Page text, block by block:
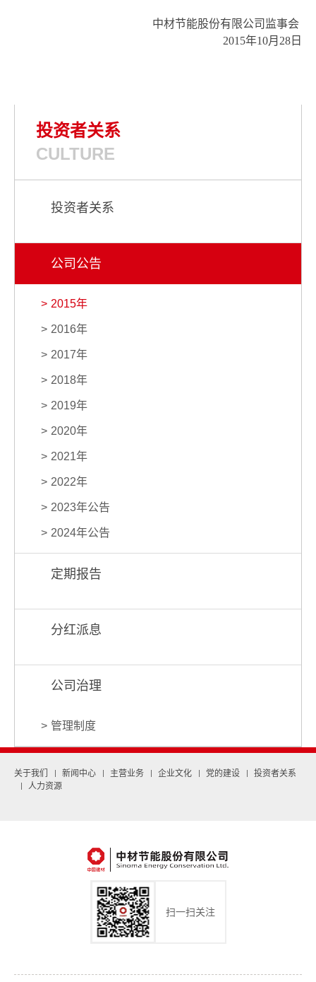
中材节能股份有限公司监事会
2015年10月28日
投资者关系
CULTURE
投资者关系
公司公告
2015年
2016年
2017年
2018年
2019年
2020年
2021年
2022年
2023年公告
2024年公告
定期报告
分红派息
公司治理
管理制度
关于我们 新闻中心 主营业务 企业文化 党的建设
投资者关系
人力资源
扫一扫关注